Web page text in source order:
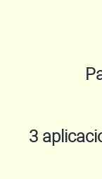
entradas
3